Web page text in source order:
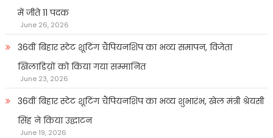
में जीते 11 पदक
June 26, 2026
36वीं बिहार स्टेट शूटिंग चैंपियनशिप का भव्य समापन, विजेता
खिलाडिय़ों को किया गया सम्मानित
June 23, 2026
36वीं बिहार स्टेट शूटिंग चैंपियनशिप का भव्य शुभारंभ, खेल मंत्री श्रेयसी
सिंह ने किया उद्घाटन
June 19, 2026